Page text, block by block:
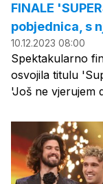
FINALE
pobjednica, s
10.12.2023 08:00
Spektakularno
osvojila titulu
'Još ne vjerujem